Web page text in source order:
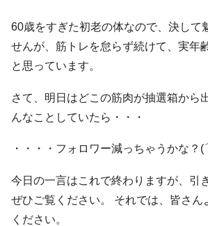
60歳をすぎた初老の体なので、決して
せんが、筋トレを怠らず続けて、実年
と思っています。
さて、明日はどこの筋肉が抽選箱から
んなことしていたら・・・
・・・・フォロワー減っちゃうかな
今日の一言はこれで終わりますが、引
ぜひご覧ください。 それでは、皆さん
ください。